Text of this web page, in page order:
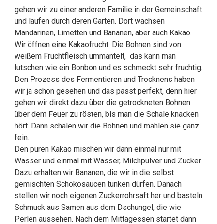
gehen wir zu einer anderen Familie in der Gemeinschaft
und laufen durch deren Garten. Dort wachsen
Mandarinen, Limetten und Bananen, aber auch Kakao.
Wir öffnen eine Kakaofrucht. Die Bohnen sind von
weißem Fruchtfleisch ummantelt, das kann man
lutschen wie ein Bonbon und es schmeckt sehr fruchtig.
Den Prozess des Fermentieren und Trocknens haben
wir ja schon gesehen und das passt perfekt, denn hier
gehen wir direkt dazu über die getrockneten Bohnen
über dem Feuer zu rösten, bis man die Schale knacken
hört. Dann schälen wir die Bohnen und mahlen sie ganz
fein.
Den puren Kakao mischen wir dann einmal nur mit
Wasser und einmal mit Wasser, Milchpulver und Zucker.
Dazu erhalten wir Bananen, die wir in die selbst
gemischten Schokosaucen tunken dürfen. Danach
stellen wir noch eigenen Zuckerrohrsaft her und basteln
Schmuck aus Samen aus dem Dschungel, die wie
Perlen aussehen. Nach dem Mittagessen startet dann